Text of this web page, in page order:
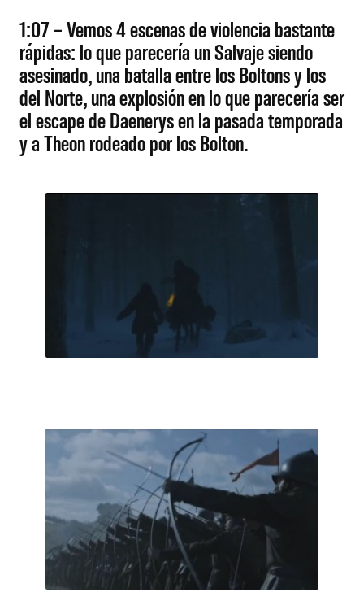
1:07 – Vemos 4 escenas de violencia bastante
rápidas: lo que parecería un Salvaje siendo
asesinado, una batalla entre los Boltons y los
del Norte, una explosión en lo que parecería ser
el escape de Daenerys en la pasada temporada
y a Theon rodeado por los Bolton.